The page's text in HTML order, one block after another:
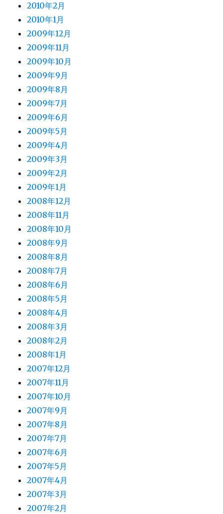
2010年2月
2010年1月
2009年12月
2009年11月
2009年10月
2009年9月
2009年8月
2009年7月
2009年6月
2009年5月
2009年4月
2009年3月
2009年2月
2009年1月
2008年12月
2008年11月
2008年10月
2008年9月
2008年8月
2008年7月
2008年6月
2008年5月
2008年4月
2008年3月
2008年2月
2008年1月
2007年12月
2007年11月
2007年10月
2007年9月
2007年8月
2007年7月
2007年6月
2007年5月
2007年4月
2007年3月
2007年2月